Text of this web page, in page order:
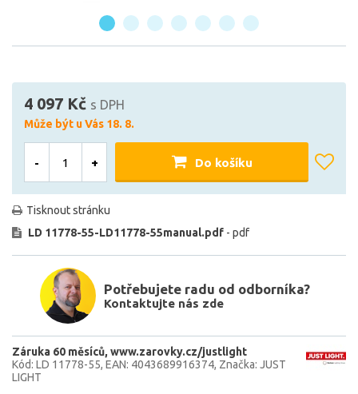
4 097 Kč s DPH
Může být u Vás 18. 8.
- + Do košíku
Tisknout stránku
LD 11778-55-LD11778-55manual.pdf - pdf
Potřebujete radu od odborníka?
Kontaktujte nás zde
Záruka 60 měsíců www.zarovky.cz/justlight
Kód: LD 11778-55 EAN: 4043689916374 Značka: JUST
LIGHT